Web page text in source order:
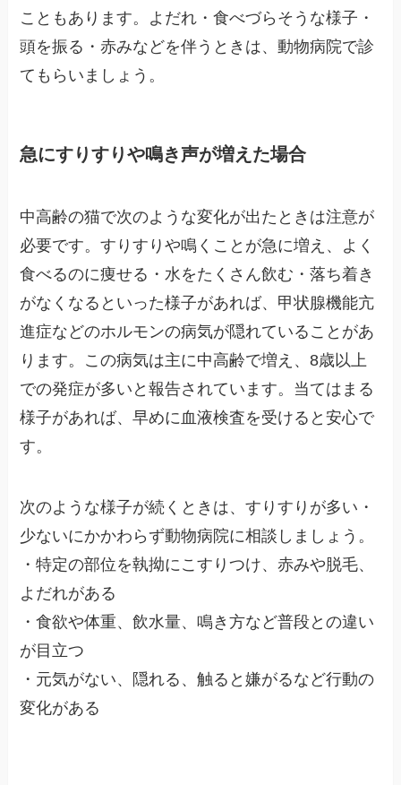
こともあります。よだれ・食べづらそうな様子・
頭を振る・赤みなどを伴うときは、動物病院で診
てもらいましょう。
急にすりすりや鳴き声が増えた場合
中高齢の猫で次のような変化が出たときは注意が
必要です。すりすりや鳴くことが急に増え、よく
食べるのに痩せる・水をたくさん飲む・落ち着き
がなくなるといった様子があれば、甲状腺機能亢
進症などのホルモンの病気が隠れていることがあ
ります。この病気は主に中高齢で増え、8歳以上
での発症が多いと報告されています。当てはまる
様子があれば、早めに血液検査を受けると安心で
す。
次のような様子が続くときは、すりすりが多い・
少ないにかかわらず動物病院に相談しましょう。
・特定の部位を執拗にこすりつけ、赤みや脱毛、
よだれがある
・食欲や体重、飲水量、鳴き方など普段との違い
が目立つ
・元気がない、隠れる、触ると嫌がるなど行動の
変化がある